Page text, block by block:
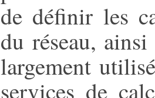
de définir les
du réseau,
largement
services de